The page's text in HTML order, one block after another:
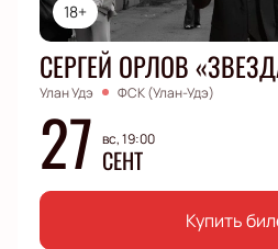
18+
СЕРГЕЙ ОРЛОВ
Улан Удэ ФСК (Улан-Удэ)
27 вс, 19:00
СЕНТ
Купить